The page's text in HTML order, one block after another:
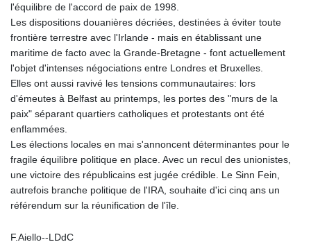
l'équilibre de l'accord de paix de 1998.
Les dispositions douanières décriées, destinées à éviter toute
frontière terrestre avec l'Irlande - mais en établissant une
maritime de facto avec la Grande-Bretagne - font actuellement
l'objet d'intenses négociations entre Londres et Bruxelles.
Elles ont aussi ravivé les tensions communautaires: lors
d'émeutes à Belfast au printemps, les portes des "murs de la
paix" séparant quartiers catholiques et protestants ont été
enflammées.
Les élections locales en mai s'annoncent déterminantes pour le
fragile équilibre politique en place. Avec un recul des unionistes,
une victoire des républicains est jugée crédible. Le Sinn Fein,
autrefois branche politique de l'IRA, souhaite d'ici cinq ans un
référendum sur la réunification de l'île.
F.Aiello--LDdC